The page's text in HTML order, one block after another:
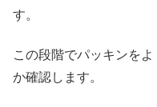
す。
この段階でパッキンを
か確認します。